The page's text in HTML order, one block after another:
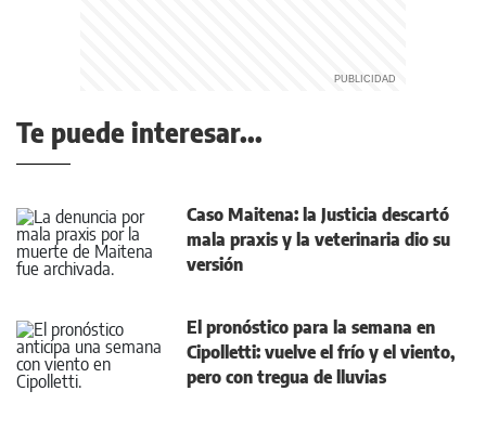
Te puede interesar...
Caso Maitena: la Justicia descartó
mala praxis y la veterinaria dio su
versión
El pronóstico para la semana en
Cipolletti: vuelve el frío y el viento,
pero con tregua de lluvias